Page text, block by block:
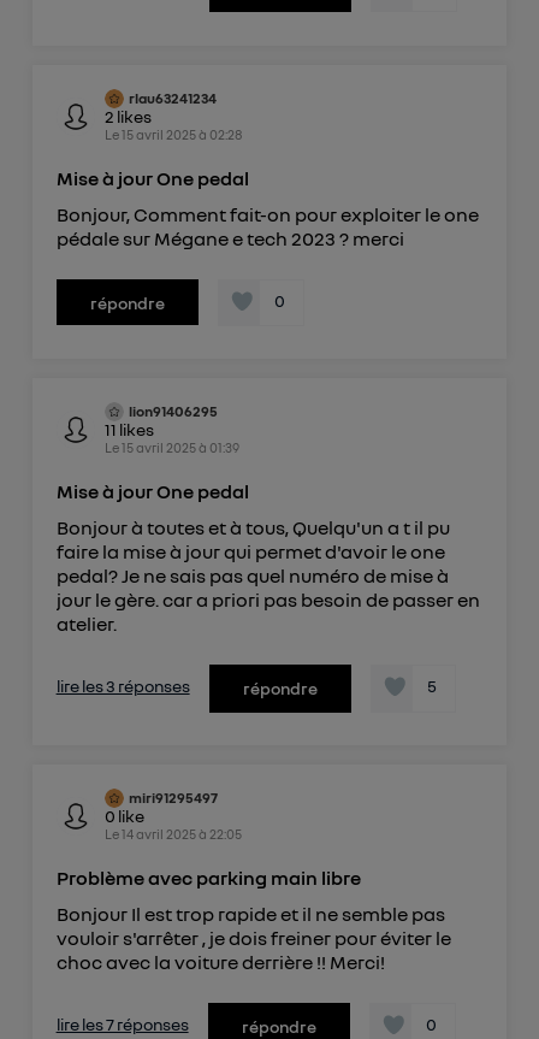
rlau63241234
2 likes
Le15 avril 2025à 02:28
Mise à jour One pedal
Bonjour, Comment fait-on pour exploiter le one
pédale sur Mégane e tech 2023 ? merci
répondre 0
lion91406295
11 likes
Le15 avril 2025à 01:39
Mise à jour One pedal
Bonjour à toutes et à tous, Quelqu'un a t il pu
faire la mise à jour qui permet d'avoir le one
pedal? Je ne sais pas quel numéro de mise à
jour le gère. car a priori pas besoin de passer en
atelier.
lire les 3 réponses répondre 5
miri91295497
0 like
Le14 avril 2025à 22:05
Problème avec parking main libre
Bonjour Il est trop rapide et il ne semble pas
vouloir s'arrêter , je dois freiner pour éviter le
choc avec la voiture derrière !! Merci!
lire les 7 réponses répondre 0